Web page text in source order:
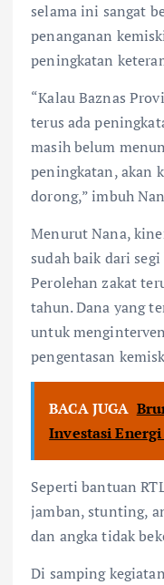
selama ini sangat
penanganan
peningkatan
“Kalau Baznas
terus ada
masih belum
peningkatan, akan
dorong,” imbuh
Menurut Nana,
sudah baik dari
Perolehan zakat
tahun. Dana yang
untuk
pengentasan
BACA JUGA
Investasi
Seperti bantuan
jamban, stunting,
dan angka tidak
Di samping